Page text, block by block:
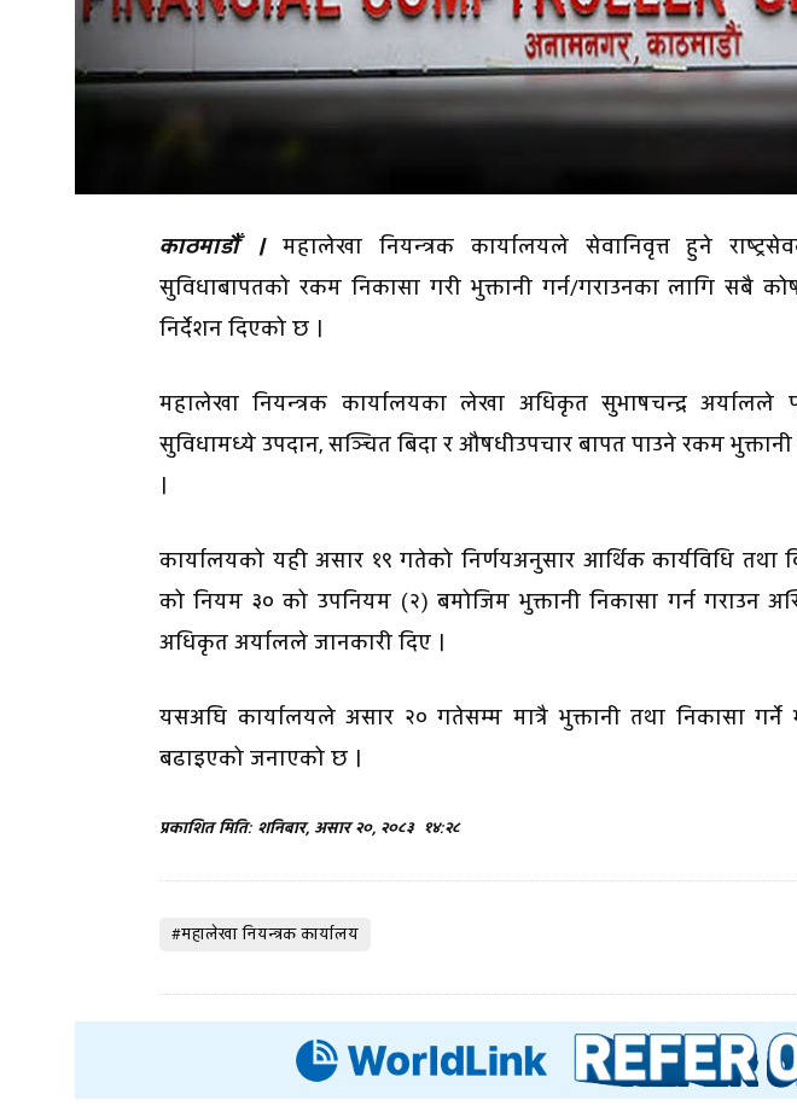
काठमाडौँ ।महालेखा नियन्त्रक कार्यालयले सेवानिवृत्त हुने
सुविधाबापतको रकम निकासा गरी भुक्तानी गर्न/गराउनका लागि सबै
निर्देशन दिएको छ ।
महालेखा नियन्त्रक कार्यालयका लेखा अधिकृत सुभाषचन्द्र अर्यालले
सुविधामध्ये उपदान, सञ्चित बिदा र औषधीउपचार बापत पाउने रकम
।
कार्यालयको यही असार १९ गतेको निर्णयअनुसार आर्थिक कार्यविधि तथा
को नियम ३० को उपनियम (२) बमोजिम भुक्तानी निकासा गर्न गराउन
अधिकृत अर्यालले जानकारी दिए ।
यसअघि कार्यालयले असार २० गतेसम्म मात्रै भुक्तानी तथा निकासा
बढाइएको जनाएको छ ।
प्रकाशित मिति: शनिबार, असार २०, २०८३ १४:२८
#महालेखा नियन्त्रक कार्यालय